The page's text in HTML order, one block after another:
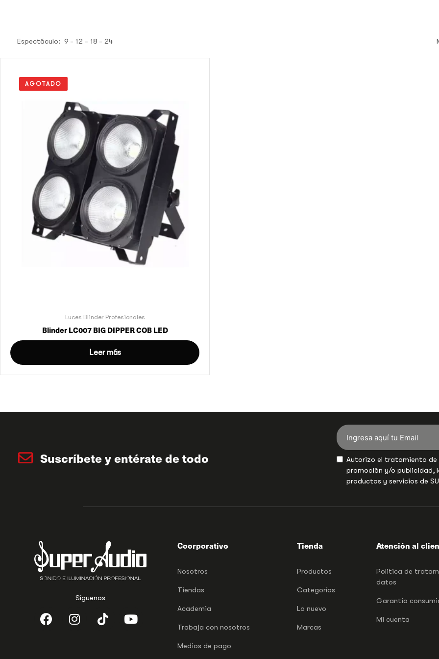
Espectáculo: 9 12 18 24
AGOTADO
Luces Blinder Profesionales
Blinder LC007 BIG DIPPER COB LED
Leer más
Suscríbete y entérate de todo
Autorizo el tratamiento
promoción y/o publicidad,
productos y servicios de
Síguenos
Coorporativo
Nosotros
Tiendas
Academia
Trabaja con nosotros
Medios de pago
Tienda
Productos
Categorías
Lo nuevo
Marcas
Atención al
Politica de
datos
Garantia
Mi cuenta